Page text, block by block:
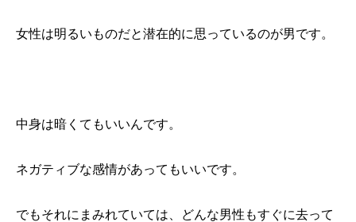
女性は明るいものだと潜在的に思っているのが男です。
中身は暗くてもいいんです。
ネガティブな感情があってもいいです。
でもそれにまみれていては、どんな男性もすぐに去って